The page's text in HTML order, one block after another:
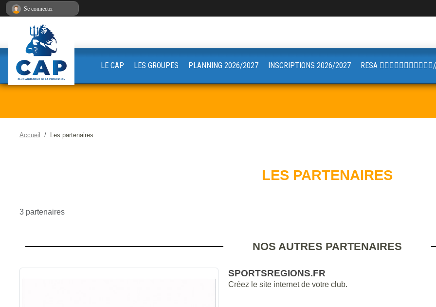
Accueil Les partenaires
LES PARTENAIRES
3 partenaires
NOS AUTRES PARTENAIRES
SPORTSREGIONS.FR
Créez le site internet de votre club.
LE CAP LES GROUPES PLANNING 2026/2027 INSCRIPTIONS 2026/2027 RESA
Se connecter
Panneau de gestion des cookies